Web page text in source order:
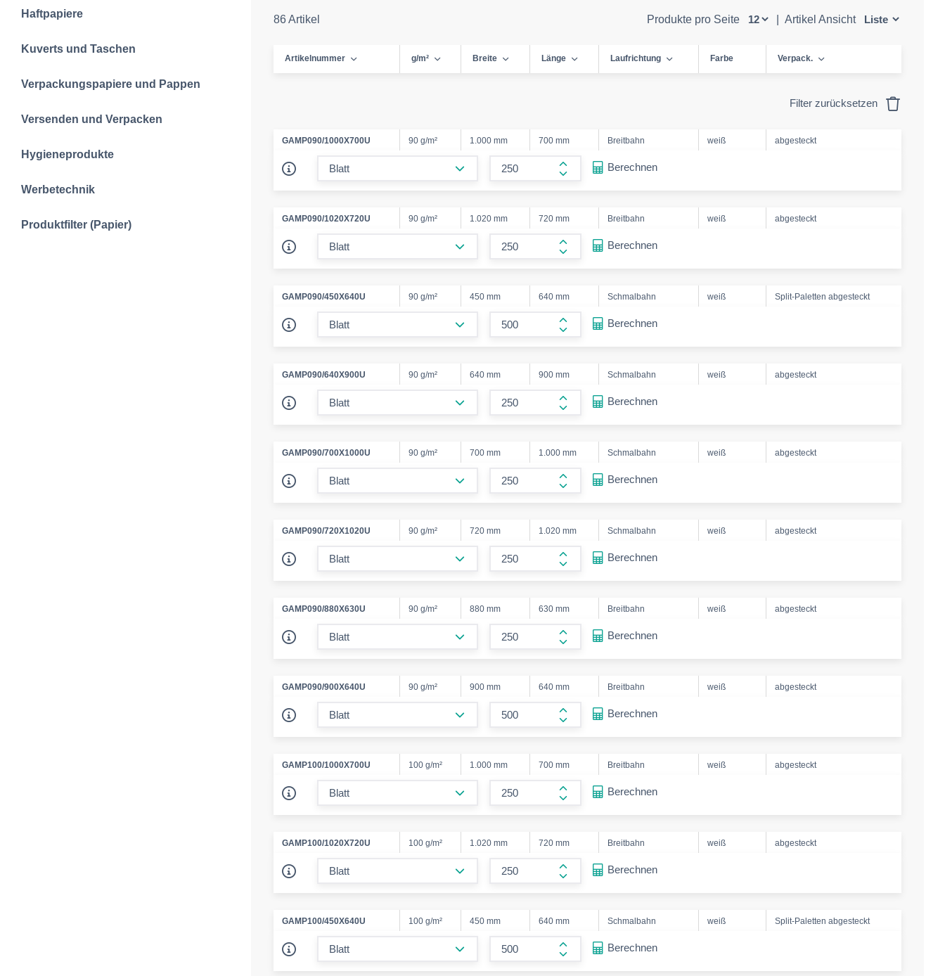
Haftpapiere
Kuverts und Taschen
Verpackungspapiere und Pappen
Versenden und Verpacken
Hygieneprodukte
Werbetechnik
Produktfilter (Papier)
86 Artikel Produkte pro Seite Artikel Ansicht
Artikelnummer g/m² Breite Länge Laufrichtung Farbe Verpack.
Filter zurücksetzen
GAMP090/1000X700U 90 g/m² 1.000 mm 700 mm Breitbahn weiß abgesteckt
form.increase-amount
Berechnen
GAMP090/1020X720U 90 g/m² 1.020 mm 720 mm Breitbahn weiß abgesteckt
form.increase-amount
Berechnen
GAMP090/450X640U 90 g/m² 450 mm 640 mm Schmalbahn weiß Split-Paletten abgesteckt
form.increase-amount
Berechnen
GAMP090/640X900U 90 g/m² 640 mm 900 mm Schmalbahn weiß abgesteckt
form.increase-amount
Berechnen
GAMP090/700X1000U 90 g/m² 700 mm 1.000 mm Schmalbahn weiß abgesteckt
form.increase-amount
Berechnen
GAMP090/720X1020U 90 g/m² 720 mm 1.020 mm Schmalbahn weiß abgesteckt
form.increase-amount
Berechnen
GAMP090/880X630U 90 g/m² 880 mm 630 mm Breitbahn weiß abgesteckt
form.increase-amount
Berechnen
GAMP090/900X640U 90 g/m² 900 mm 640 mm Breitbahn weiß abgesteckt
form.increase-amount
Berechnen
GAMP100/1000X700U 100 g/m² 1.000 mm 700 mm Breitbahn weiß abgesteckt
form.increase-amount
Berechnen
GAMP100/1020X720U 100 g/m² 1.020 mm 720 mm Breitbahn weiß abgesteckt
form.increase-amount
Berechnen
GAMP100/450X640U 100 g/m² 450 mm 640 mm Schmalbahn weiß Split-Paletten abgesteckt
form.increase-amount
Berechnen